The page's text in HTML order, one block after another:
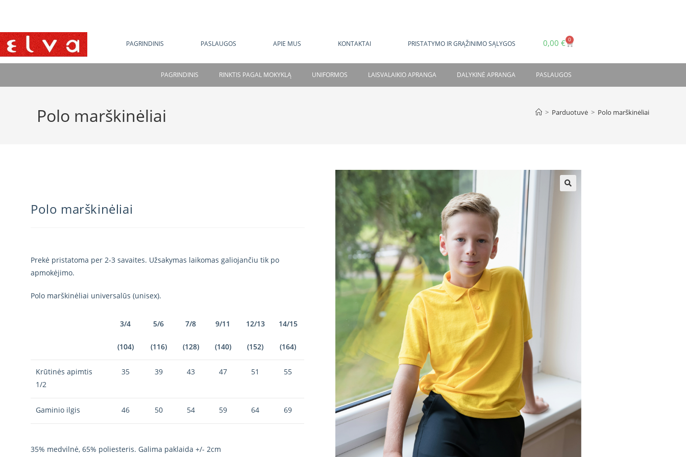
PAGRINDINIS PASLAUGOS APIE MUS KONTAKTAI PRISTATYMO IR GRĄŽINIMO SĄLYGOS 0,00 € 0
PAGRINDINIS RINKTIS PAGAL MOKYKLĄ UNIFORMOS LAISVALAIKIO APRANGA DALYKINĖ APRANGA PASLAUGOS
Polo marškinėliai > Parduotuvė > Polo marškinėliai
Polo marškinėliai
Prekė pristatoma per 2-3 savaites. Užsakymas laikomas galiojančiu tik po
apmokėjimo.
Polo marškinėliai universalūs (unisex).
3/4
(104)
5/6
(116)
7/8
(128)
9/11
(140)
12/13
(152)
14/15
(164)
Krūtinės apimtis
1/2
35 39 43 47 51 55
Gaminio ilgis 46 50 54 59 64 69
35% medvilnė, 65% poliesteris. Galima paklaida +/- 2cm